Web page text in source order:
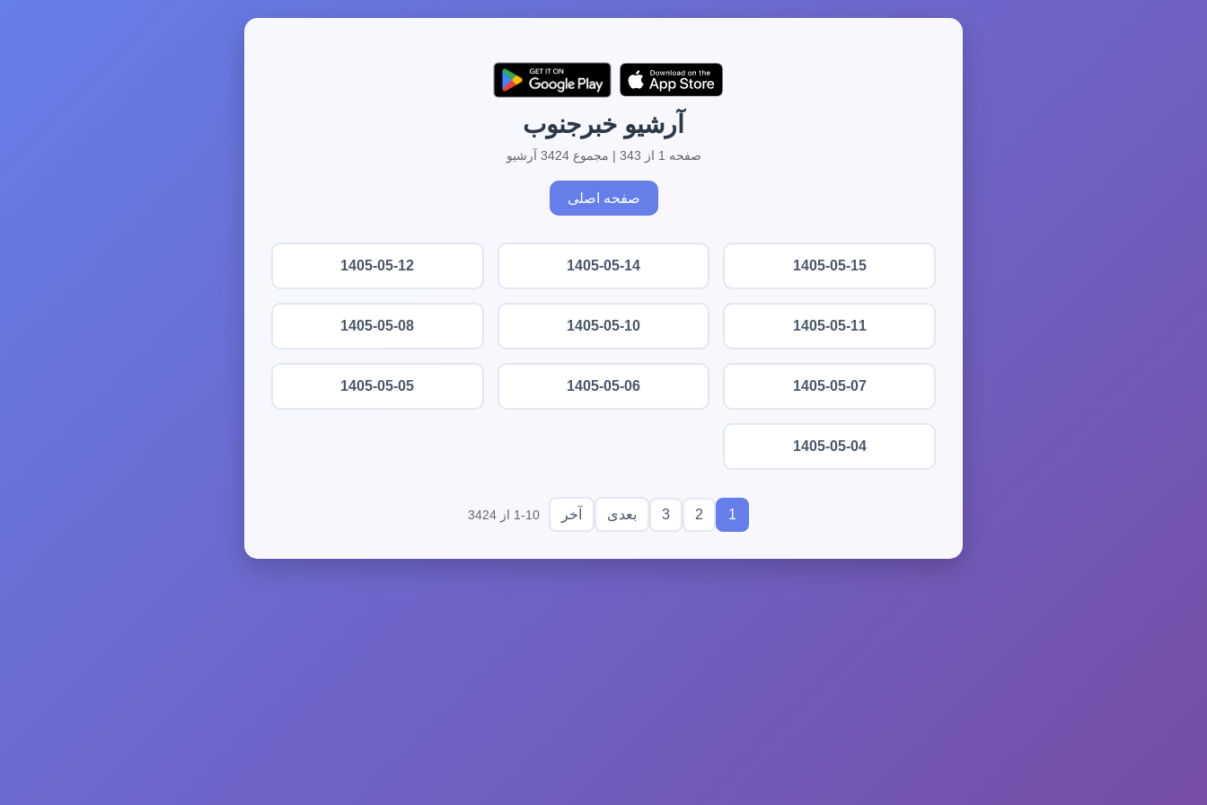
آرشیو خبرجنوب
صفحه 1 از 343 | مجموع 3424 آرشیو
صفحه اصلی
1405-05-15
1405-05-14
1405-05-12
1405-05-11
1405-05-10
1405-05-08
1405-05-07
1405-05-06
1405-05-05
1405-05-04
1
2
3 بعدی آخر 1-10 از 3424